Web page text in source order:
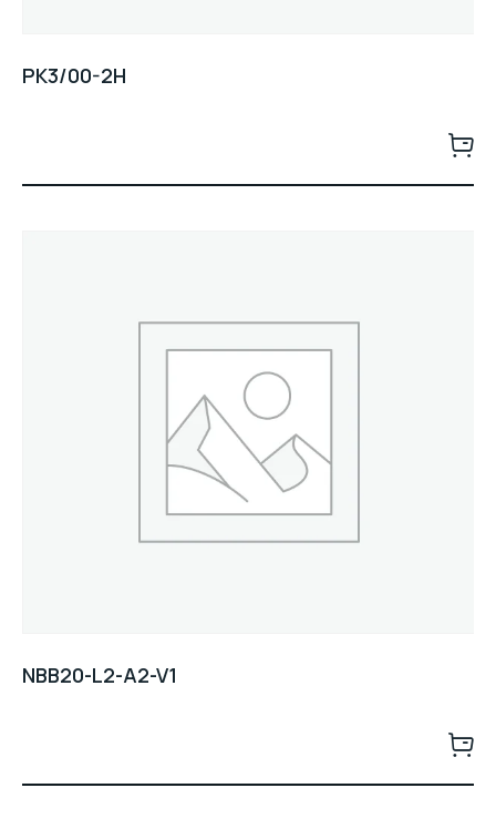
PK3/00-2H
NBB20-L2-A2-V1